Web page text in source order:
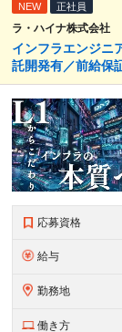
NEW 正社員
ラ・ハイナ株式会社
インフラエンジニ
託開発有／前給保
応募資格
給与
勤務地
働き方